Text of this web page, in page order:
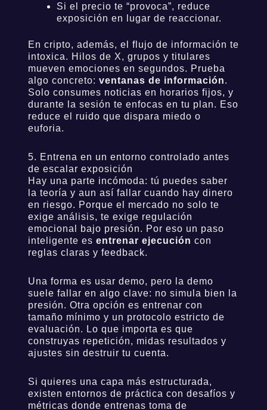
Si el precio te “provoca”, reduce
exposición en lugar de reaccionar.
En cripto, además, el flujo de información te
intoxica. Hilos de X, grupos y titulares
mueven emociones en segundos. Prueba
algo concreto: ventanas de información.
Solo consumes noticias en horarios fijos, y
durante la sesión te enfocas en tu plan. Eso
reduce el ruido que dispara miedo o
euforia.
5. Entrena en un entorno controlado antes
de escalar exposición
Hay una parte incómoda: tú puedes saber
la teoría y aun así fallar cuando hay dinero
en riesgo. Porque el mercado no solo te
exige análisis, te exige regulación
emocional bajo presión. Por eso un paso
inteligente es entrenar ejecución con
reglas claras y feedback.
Una forma es usar demo, pero la demo
suele fallar en algo clave: no simula bien la
presión. Otra opción es entrenar con
tamaño mínimo y un protocolo estricto de
evaluación. Lo que importa es que
construyas repetición, midas resultados y
ajustes sin destruir tu cuenta.
Si quieres una capa más estructurada,
existen entornos de práctica con desafíos y
métricas donde entrenas toma de